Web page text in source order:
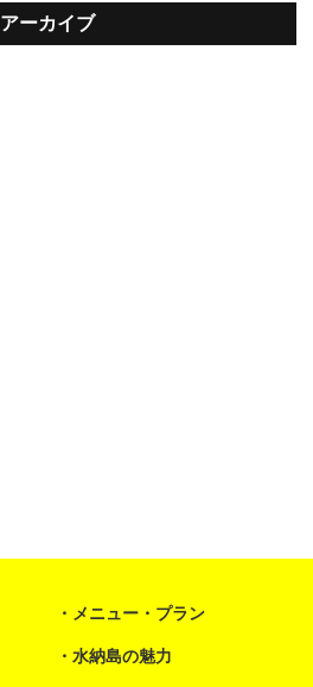
アーカイブ
メニュー・プラン
水納島の魅力